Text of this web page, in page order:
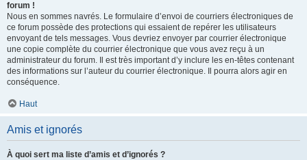
forum !
Nous en sommes navrés. Le formulaire d’envoi de courriers électroniques de
ce forum possède des protections qui essaient de repérer les utilisateurs
envoyant de tels messages. Vous devriez envoyer par courrier électronique
une copie complète du courrier électronique que vous avez reçu à un
administrateur du forum. Il est très important d’y inclure les en-têtes contenant
des informations sur l’auteur du courrier électronique. Il pourra alors agir en
conséquence.
Haut
Amis et ignorés
À quoi sert ma liste d’amis et d’ignorés ?